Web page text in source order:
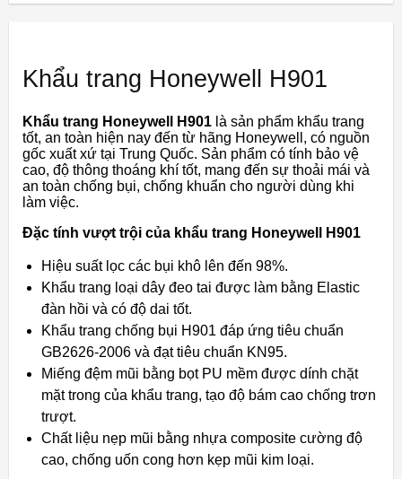
Khẩu trang Honeywell H901
Khẩu trang Honeywell H901 là sản phẩm khẩu trang
tốt, an toàn hiện nay đến từ hãng Honeywell, có nguồn
gốc xuất xứ tại Trung Quốc. Sản phẩm có tính bảo vệ
cao, độ thông thoáng khí tốt, mang đến sự thoải mái và
an toàn chống bụi, chống khuẩn cho người dùng khi
làm việc.
Đặc tính vượt trội của khẩu trang Honeywell H901
Hiệu suất lọc các bụi khô lên đến 98%.
Khẩu trang loại dây đeo tai được làm bằng Elastic
đàn hồi và có độ dai tốt.
Khẩu trang chống bụi H901 đáp ứng tiêu chuẩn
GB2626-2006 và đạt tiêu chuẩn KN95.
Miếng đệm mũi bằng bọt PU mềm được dính chặt
mặt trong của khẩu trang, tạo độ bám cao chống trơn
trượt.
Chất liệu nẹp mũi bằng nhựa composite cường độ
cao, chống uốn cong hơn kẹp mũi kim loại.